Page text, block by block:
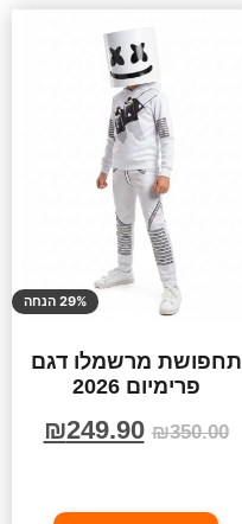
29% הנחה
תחפושת מרשמלו דגם
פרימיום 2026
₪350.00
₪249.90